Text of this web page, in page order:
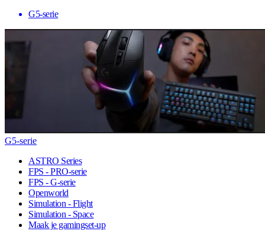
G5-serie
G5-serie
ASTRO Series
FPS - PRO-serie
FPS - G-serie
Openworld
Simulation - Flight
Simulation - Space
Maak je gamingset-up